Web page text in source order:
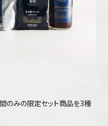
のみの限定セット商品を3種